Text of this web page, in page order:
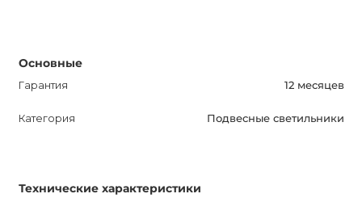
Основные
Гарантия 12 месяцев
Категория Подвесные светильники
Технические характеристики